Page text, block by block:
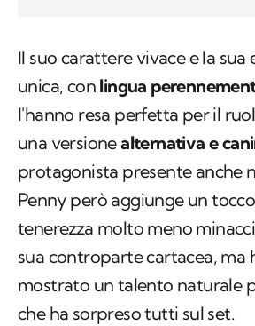
Il suo carattere vivace e la sua
unica, con lingua
l'hanno resa perfetta per il
una versionealternativa e
protagonista presente anche
Penny però aggiunge un
tenerezza molto meno
sua controparte cartacea, ma
mostrato un talento naturale
che ha sorpreso tutti sul set.